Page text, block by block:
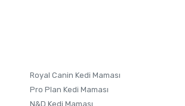
Royal Canin Kedi Maması
Pro Plan Kedi Maması
N&D Kedi Maması